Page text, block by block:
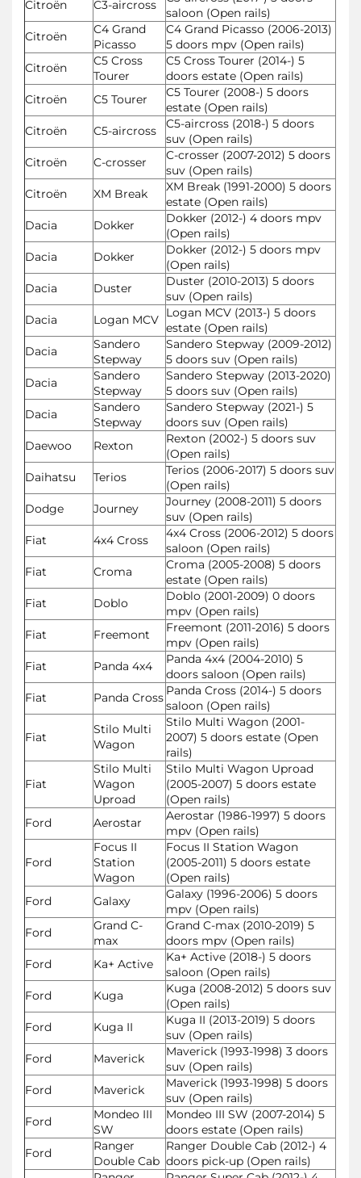
Citroën
C3-aircross
saloon (Open rails)
Citroën
C4 Grand
Picasso
C4 Grand Picasso (2006-2013)
5 doors mpv (Open rails)
Citroën
C5 Cross
Tourer
C5 Cross Tourer (2014-) 5
doors estate (Open rails)
Citroën
C5 Tourer
C5 Tourer (2008-) 5 doors
estate (Open rails)
Citroën
C5-aircross
C5-aircross (2018-) 5 doors
suv (Open rails)
Citroën
C-crosser
C-crosser (2007-2012) 5 doors
suv (Open rails)
Citroën
XM Break
XM Break (1991-2000) 5 doors
estate (Open rails)
Dacia
Dokker
Dokker (2012-) 4 doors mpv
(Open rails)
Dacia
Dokker
Dokker (2012-) 5 doors mpv
(Open rails)
Dacia
Duster
Duster (2010-2013) 5 doors
suv (Open rails)
Dacia
Logan MCV Logan MCV (2013-) 5 doors
estate (Open rails)
Dacia
Sandero
Stepway
Sandero Stepway (2009-2012)
5 doors suv (Open rails)
Dacia
Sandero
Stepway
Sandero Stepway (2013-2020)
5 doors suv (Open rails)
Dacia
Sandero
Stepway
Sandero Stepway (2021-) 5
doors suv (Open rails)
Daewoo
Rexton
Rexton (2002-) 5 doors suv
(Open rails)
Daihatsu
Terios
Terios (2006-2017) 5 doors suv
(Open rails)
Dodge
Journey
Journey (2008-2011) 5 doors
suv (Open rails)
Fiat
4x4 Cross
4x4 Cross (2006-2012) 5 doors
saloon (Open rails)
Fiat
Croma
Croma (2005-2008) 5 doors
estate (Open rails)
Fiat
Doblo
Doblo (2001-2009) 0 doors
mpv (Open rails)
Fiat
Freemont
Freemont (2011-2016) 5 doors
mpv (Open rails)
Fiat
Panda 4x4
Panda 4x4 (2004-2010) 5
doors saloon (Open rails)
Fiat
Panda Cross Panda Cross (2014-) 5 doors
saloon (Open rails)
Fiat
Stilo Multi
Wagon
Stilo Multi Wagon (2001-
2007) 5 doors estate (Open
rails)
Fiat
Stilo Multi
Wagon
Uproad
Stilo Multi Wagon Uproad
(2005-2007) 5 doors estate
(Open rails)
Ford
Aerostar
Aerostar (1986-1997) 5 doors
mpv (Open rails)
Ford
Focus II
Station
Wagon
Focus II Station Wagon
(2005-2011) 5 doors estate
(Open rails)
Ford
Galaxy
Galaxy (1996-2006) 5 doors
mpv (Open rails)
Ford
Grand C-
max
Grand C-max (2010-2019) 5
doors mpv (Open rails)
Ford
Ka+ Active
Ka+ Active (2018-) 5 doors
saloon (Open rails)
Ford
Kuga
Kuga (2008-2012) 5 doors suv
(Open rails)
Ford
Kuga II
Kuga II (2013-2019) 5 doors
suv (Open rails)
Ford
Maverick
Maverick (1993-1998) 3 doors
suv (Open rails)
Ford
Maverick
Maverick (1993-1998) 5 doors
suv (Open rails)
Ford
Mondeo III
SW
Mondeo III SW (2007-2014) 5
doors estate (Open rails)
Ford
Ranger
Double Cab
Ranger Double Cab (2012-) 4
doors pick-up (Open rails)